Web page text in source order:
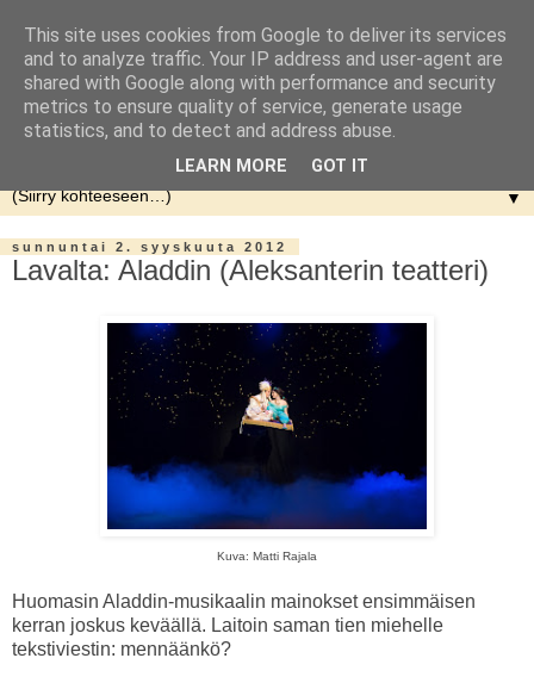
▼
sunnuntai 2. syyskuuta 2012
Lavalta: Aladdin (Aleksanterin teatteri)
Kuva: Matti Rajala
Huomasin Aladdin-musikaalin mainokset ensimmäisen
kerran joskus keväällä. Laitoin saman tien miehelle
tekstiviestin: mennäänkö?
This site uses cookies from Google to deliver its services
and to analyze traffic. Your IP address and user-agent are
shared with Google along with performance and security
metrics to ensure quality of service, generate usage
statistics, and to detect and address abuse.
LEARN MORE GOT IT